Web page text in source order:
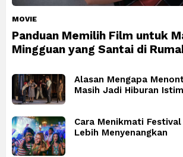
MOVIE
Panduan Memilih Film untuk
Mingguan yang Santai di
Alasan Mengapa
Masih Jadi Hiburan
Cara Menikmati
Lebih Menyenangkan